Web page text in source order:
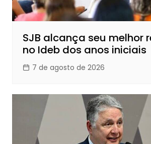
SJB alcança seu melhor
no Ideb dos anos iniciais
7 de agosto de 2026